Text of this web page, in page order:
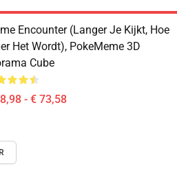
Encounter (Langer Je Kijkt, Hoe
Het Wordt), PokeMeme 3D
Cube
- € 73,58